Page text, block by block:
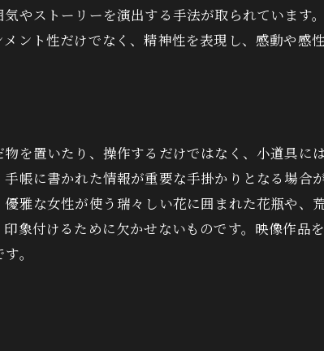
やストーリーを演出する手法が取られています
ント性だけでなく、精神性を表現し、感動や感性
を置いたり、操作するだけではなく、小道具に
帳に書かれた情報が重要な手掛かりとなる場合
雅な女性が使う瑞々しい花に囲まれた花瓶や、
象付けるために欠かせないものです。映像作品
。